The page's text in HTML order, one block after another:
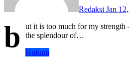
Redaksi Jan
b
ut it is too much for my
the splendour of…
Hukum